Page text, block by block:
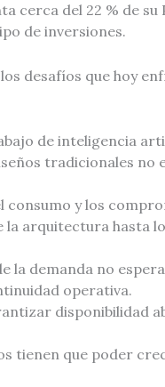
cerca del 22 % de su
de inversiones.
desafíos que hoy
de inteligencia
tradicionales no
y los
arquitectura hasta
la demanda no
operativa.
disponibilidad
tienen que poder